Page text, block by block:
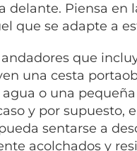
delante. Piensa
que se adapte a
que
una cesta
o una
y por
sentarse a
acolchados y